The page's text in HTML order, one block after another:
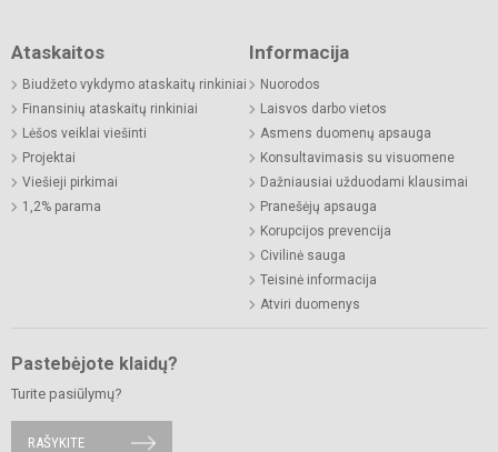
Ataskaitos
Biudžeto vykdymo ataskaitų rinkiniai
Finansinių ataskaitų rinkiniai
Lėšos veiklai viešinti
Projektai
Viešieji pirkimai
1,2% parama
Informacija
Nuorodos
Laisvos darbo vietos
Asmens duomenų apsauga
Konsultavimasis su visuomene
Dažniausiai užduodami klausimai
Pranešėjų apsauga
Korupcijos prevencija
Civilinė sauga
Teisinė informacija
Atviri duomenys
Pastebėjote klaidų?
Turite pasiūlymų?
RAŠYKITE